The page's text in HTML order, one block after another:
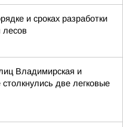
и сроках разработки
лесов
Владимирская и
две легковые